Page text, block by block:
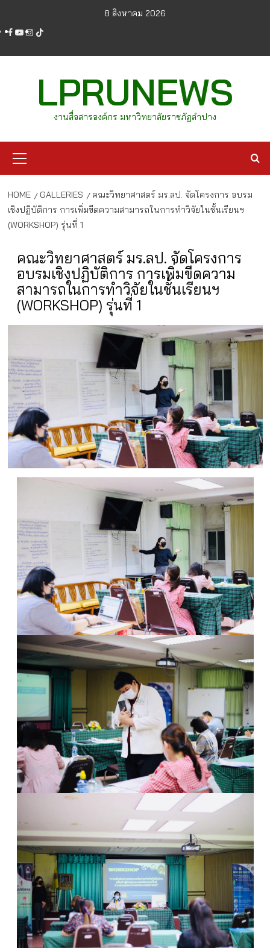
content
8 สิงหาคม 2026
facebook
youtube
instagram
tiktok
LPRUNEWS
งานสื่อสารองค์กร มหาวิทยาลัยราชภัฏลำปาง
Menu
HOME GALLERIES
คณะวิทยาศาสตร์ มร.ลป. จัดโครงการ อบรม
เชิงปฏิบัติการ การเพิ่มขีดความสามารถในการทำวิจัยในชั้นเรียนฯ
(WORKSHOP) รุ่นที่ 1
คณะวิทยาศาสตร์ มร.ลป. จัดโครงการ
อบรมเชิงปฏิบัติการ การเพิ่มขีดความ
สามารถในการทำวิจัยในชั้นเรียนฯ
(WORKSHOP) รุ่นที่ 1